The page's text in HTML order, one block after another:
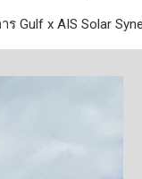
x AIS Solar